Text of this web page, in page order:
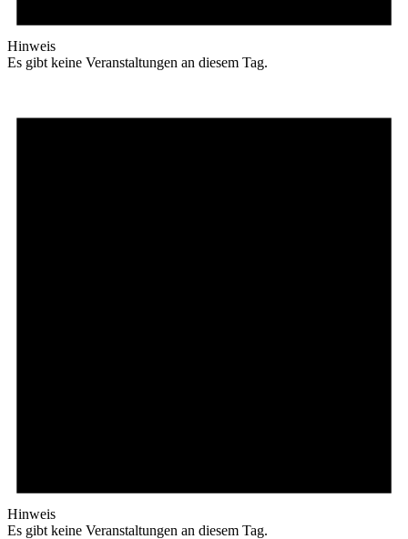
Hinweis
Es gibt keine Veranstaltungen an diesem Tag.
Hinweis
Es gibt keine Veranstaltungen an diesem Tag.